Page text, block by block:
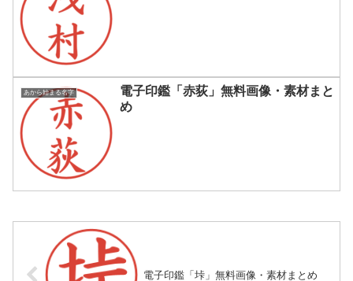
あから始まる名字
電子印鑑「赤荻」無料画像・素材まと
め
電子印鑑「垰」無料画像・素材まとめ